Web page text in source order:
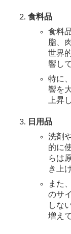
食料品
食料
脂、
世界
響し
特に
響を
上昇
日用品
洗剤
的に
らは
き上
また
のサ
しな
増え